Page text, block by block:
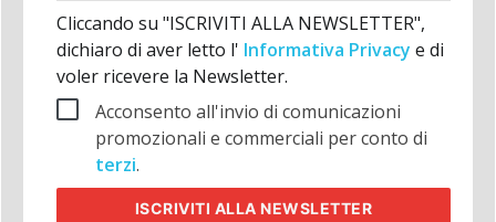
Cliccando su "ISCRIVITI ALLA NEWSLETTER",
dichiaro di aver letto l' Informativa Privacy e di
voler ricevere la Newsletter.
Acconsento all'invio di comunicazioni
promozionali e commerciali per conto di
terzi.
ISCRIVITI ALLA NEWSLETTER